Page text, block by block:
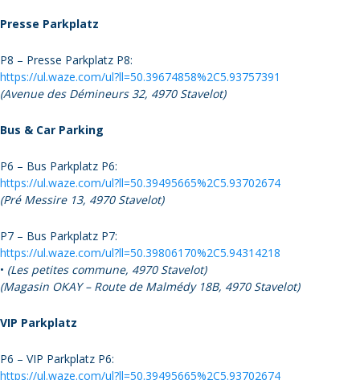
Presse Parkplatz
P8 – Presse Parkplatz P8:
https://ul.waze.com/ul?ll=50.39674858%2C5.93757391
(Avenue des Démineurs 32, 4970 Stavelot)
Bus & Car Parking
P6 – Bus Parkplatz P6:
https://ul.waze.com/ul?ll=50.39495665%2C5.93702674
(Pré Messire 13, 4970 Stavelot)
P7 – Bus Parkplatz P7:
https://ul.waze.com/ul?ll=50.39806170%2C5.94314218
• (Les petites commune, 4970 Stavelot)
(Magasin OKAY – Route de Malmédy 18B, 4970 Stavelot)
VIP Parkplatz
P6 – VIP Parkplatz P6:
https://ul.waze.com/ul?ll=50.39495665%2C5.93702674